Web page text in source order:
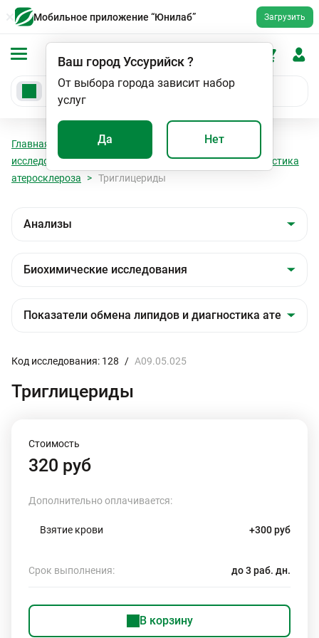
Мобильное приложение “Юнилаб” Загрузить
Ваш городУссурийск?
От выбора города зависит набор
услуг
Да Нет
Главная Анализы
Биохимические
исследования
Показатели обмена липидов и диагностика
атеросклероза
Триглицериды
Код исследования: 128 / A09.05.025
Триглицериды
Стоимость
320 руб
Дополнительно оплачивается:
Взятие крови +300 руб
Срок выполнения: до 3 раб. дн.
В корзину